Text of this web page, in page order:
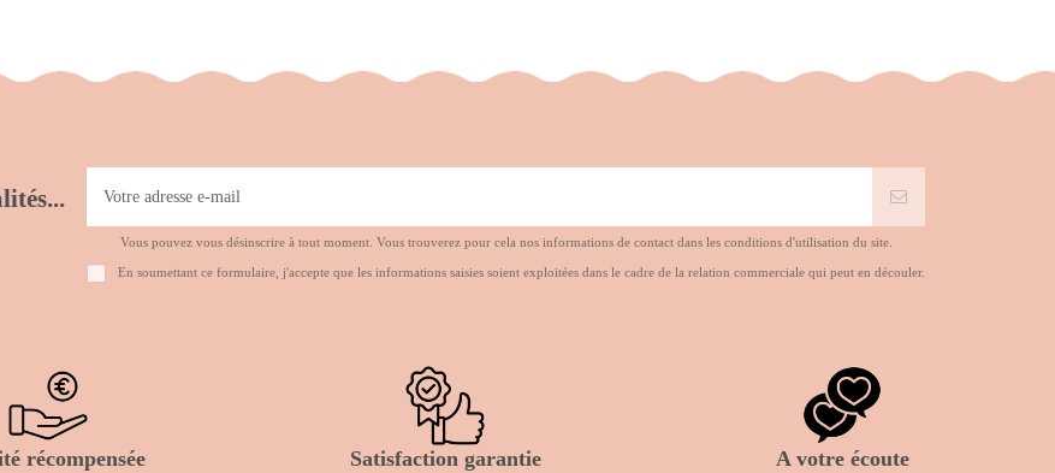
Vous pouvez vous désinscrire à tout moment. Vous trouverez pour cela nos informations de contact dans les conditions d'utilisation du site.
En soumettant ce formulaire, j'accepte que les informations saisies soient exploitées dans le cadre de la relation commerciale qui peut en découler.
récompensée Satisfaction garantie A votre écoute